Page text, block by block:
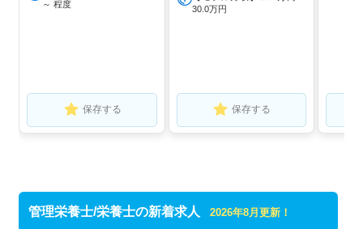
～ 程度
保存する
30.0万円
保存する
管理栄養士/栄養士の新着求人 2026年8月更新！